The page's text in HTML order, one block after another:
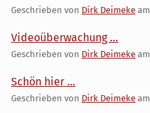
Geschrieben von Dirk Deimeke am
Videoüberwachung ...
Geschrieben von Dirk Deimeke am
Schön hier ...
Geschrieben von Dirk Deimeke am